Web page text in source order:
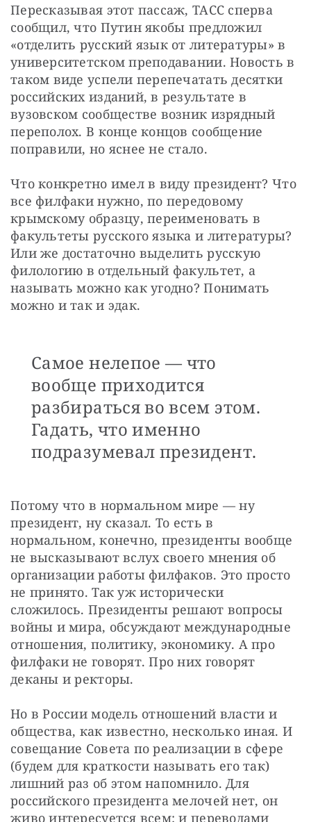
Пересказывая этот пассаж, ТАСС сперва
сообщил, что Путин якобы предложил
«отделить русский язык от литературы» в
университетском преподавании. Новость в
таком виде успели перепечатать десятки
российских изданий, в результате в
вузовском сообществе возник изрядный
переполох. В конце концов сообщение
поправили, но яснее не стало.
Что конкретно имел в виду президент? Что
все филфаки нужно, по передовому
крымскому образцу, переименовать в
факультеты русского языка и литературы?
Или же достаточно выделить русскую
филологию в отдельный факультет, а
называть можно как угодно? Понимать
можно и так и эдак.
Самое нелепое — что
вообще приходится
разбираться во всем этом.
Гадать, что именно
подразумевал президент.
Потому что в нормальном мире — ну
президент, ну сказал. То есть в
нормальном, конечно, президенты вообще
не высказывают вслух своего мнения об
организации работы филфаков. Это просто
не принято. Так уж исторически
сложилось. Президенты решают вопросы
войны и мира, обсуждают международные
отношения, политику, экономику. А про
филфаки не говорят. Про них говорят
деканы и ректоры.
Но в России модель отношений власти и
общества, как известно, несколько иная. И
совещание Совета по реализации в сфере
(будем для краткости называть его так)
лишний раз об этом напомнило. Для
российского президента мелочей нет, он
живо интересуется всем: и переводами